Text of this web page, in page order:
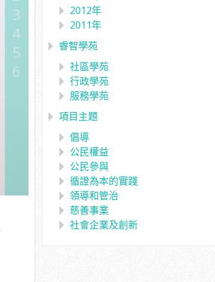
3
4
5
6
2012年
2011年
睿智學苑
社區學苑
行政學苑
服務學苑
項目主題
倡導
公民權益
公民參與
循證為本的實踐
領導和管治
慈善事業
社會企業及創新